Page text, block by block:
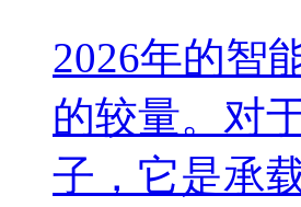
2026年的智
的较量。对
子，它是承